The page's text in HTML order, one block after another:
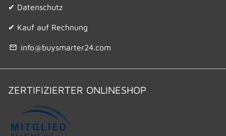
✔ Datenschutz
✔ Kauf auf Rechnung
email info@buysmarter24.com
ZERTIFIZIERTER ONLINESHOP